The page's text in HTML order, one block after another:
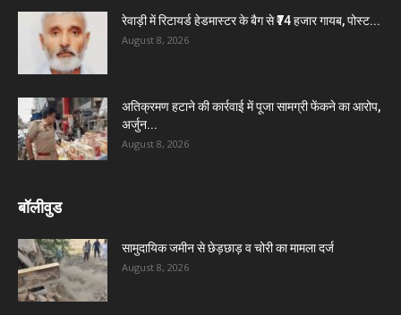
रेवाड़ी में रिटायर्ड हेडमास्टर के बैग से ₹74 हजार गायब, पोस्ट...
August 8, 2026
अतिक्रमण हटाने की कार्रवाई में पूजा सामग्री फेंकने का आरोप,
अर्जुन...
August 8, 2026
बॉलीवुड
सामुदायिक जमीन से छेड़छाड़ व चोरी का मामला दर्ज
August 8, 2026